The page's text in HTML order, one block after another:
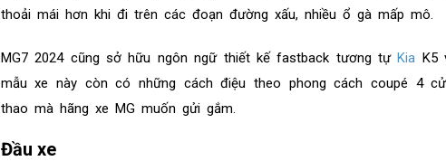
thoải mái hơn khi đi trên các đoạn đường xấu, nhiều ổ gà mấp mô.
MG7 2024 cũng sở hữu ngôn ngữ thiết kế fastback tương tựKia K5
mẫu xe này còn có những cách điệu theo phong cách coupé 4
thao mà hãng xe MG muốn gửi gắm.
Đầu xe